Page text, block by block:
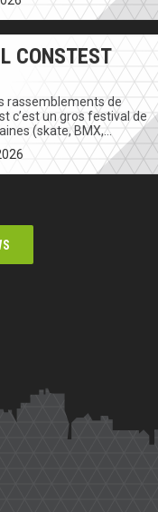
CONSTEST
rassemblements de
c’est un gros festival de
(skate, BMX,…